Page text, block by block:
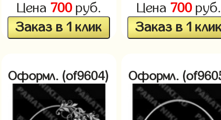
Цена 700руб.
Заказ в 1 клик
Цена 700руб.
Заказ в 1
Оформл. (of9604) Оформл.